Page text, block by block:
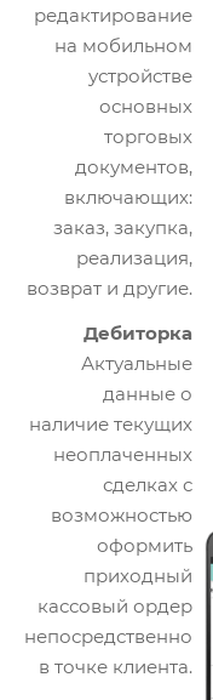
редактирование
на мобильном
устройстве
основных
торговых
документов,
включающих:
заказ, закупка,
реализация,
возврат и другие.
Дебиторка
Актуальные
данные о
наличие текущих
неоплаченных
сделках с
возможностью
оформить
приходный
кассовый ордер
непосредственно
в точке клиента.